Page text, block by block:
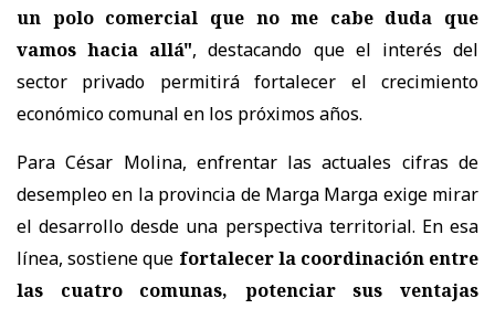
un polo comercial que no me cabe duda que
vamos hacia allá", destacando que el interés del
sector privado permitirá fortalecer el crecimiento
económico comunal en los próximos años.
Para César Molina, enfrentar las actuales cifras de
desempleo en la provincia de Marga Marga exige mirar
el desarrollo desde una perspectiva territorial. En esa
línea, sostiene que fortalecer la coordinación entre
las cuatro comunas, potenciar sus ventajas